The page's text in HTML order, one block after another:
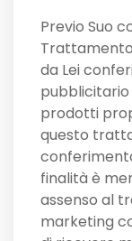
Previo Suo
da Lei
prodotti
questo
finalità è
assenso al
marketing